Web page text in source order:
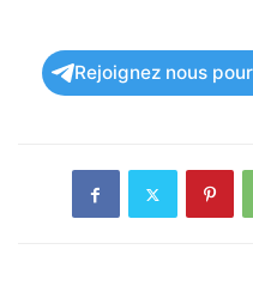
Rejoignez nous